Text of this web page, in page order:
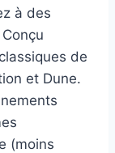
à des
de
et Dune.
(moins